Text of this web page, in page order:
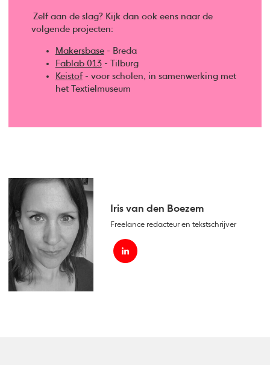
Zelf aan de slag? Kijk dan ook eens naar de
volgende projecten:
Makersbase- Breda
Fablab 013- Tilburg
Keistof- voor scholen, in samenwerking met
het Textielmuseum
Iris van den Boezem
Freelance redacteur en tekstschrijver